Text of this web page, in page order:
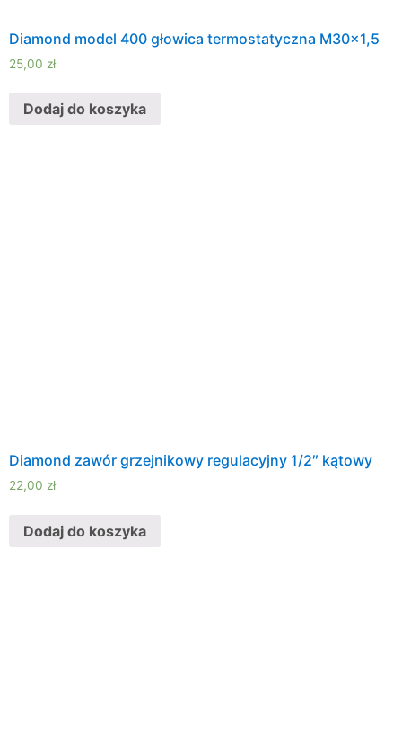
Diamond model 400 głowica termostatyczna M30x1,5
25,00 zł
Dodaj do koszyka
Diamond zawór grzejnikowy regulacyjny 1/2″ kątowy
22,00 zł
Dodaj do koszyka